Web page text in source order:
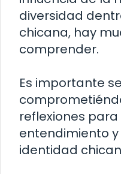
diversidad
chicana, hay
comprender.
Es importante
reflexiones
entendimiento
identidad